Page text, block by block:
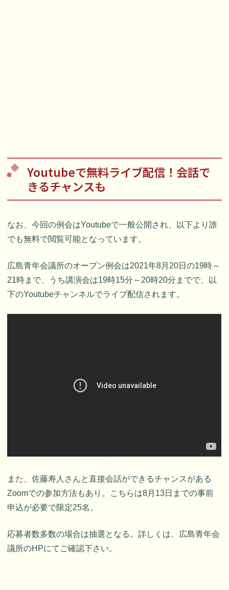
Youtubeで無料ライブ配信！会話で
きるチャンスも
なお、今回の例会はYoutubeで一般公開され、以下より誰
でも無料で閲覧可能となっています。
広島青年会議所のオープン例会は2021年8月20日の19時～
21時まで、うち講演会は19時15分～20時20分までで、以
下のYoutubeチャンネルでライブ配信されます。
また、佐藤寿人さんと直接会話ができるチャンスがある
Zoomでの参加方法もあり。こちらは8月13日までの事前
申込が必要で限定25名。
応募者数多数の場合は抽選となる。詳しくは、広島青年会
議所のHPにてご確認下さい。